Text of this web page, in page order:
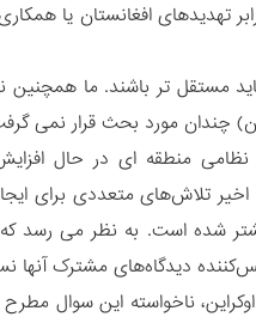
تهدیدهای افغانستان یا
مستقل تر باشند. ما همچنین
چندان مورد بحث قرار نمی
منطقه ای در حال
تلاش‌های متعددی برای
شده است. به نظر می رسد
دیدگاه‌های مشترک آنها
ناخواسته این سوال